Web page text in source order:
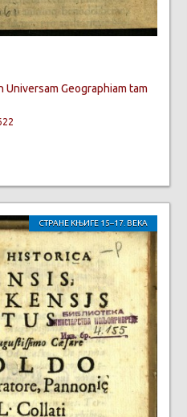
Geographiam tam
СТРАНЕ КЊИГЕ 15–17. ВЕКА